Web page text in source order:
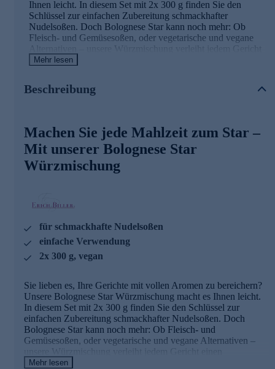
Ihnen leicht. In diesem Set mit 2x 300 g finden Sie den
Schlüssel zur einfachen Zubereitung schmackhafter
Nudelsoßen. Doch Bolognese Star kann noch mehr: Ob
Fleisch- und Gemüsesoßen, oder vegetarische und vegane
Alternativen – unsere Würzmischung verleiht jedem Gericht
einen schmackhaften Hintergrund. Einfach in der
Ihre Küche in eine kulinarische Bühne und verfeinern Sie
Gleich heute noch online bestellen und auf raffinierte
Würze freuen.
Mehr lesen
Beschreibung
Machen Sie jede Mahlzeit zum Star –
Mit unserer Bolognese Star
Würzmischung
für schmackhafte Nudelsoßen
einfache Verwendung
2x 300 g, vegan
Sie lieben es, Ihre Gerichte mit vollen Aromen zu bereichern?
Unsere Bolognese Star Würzmischung macht es Ihnen leicht.
In diesem Set mit 2x 300 g finden Sie den Schlüssel zur
einfachen Zubereitung schmackhafter Nudelsoßen. Doch
Bolognese Star kann noch mehr: Ob Fleisch- und
Gemüsesoßen, oder vegetarische und vegane Alternativen –
unsere Würzmischung verleiht jedem Gericht einen
schmackhaften Hintergrund. Einfach in der Handhabung,
Mehr lesen